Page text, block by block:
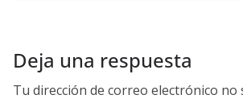
Deja una respuesta
Tu dirección de correo electrónico no